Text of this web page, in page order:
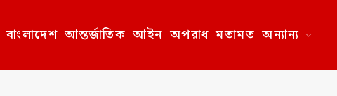
বাংলাদেশ আন্তর্জাতিক আইন অপরাধ মতামত অন্যান্য